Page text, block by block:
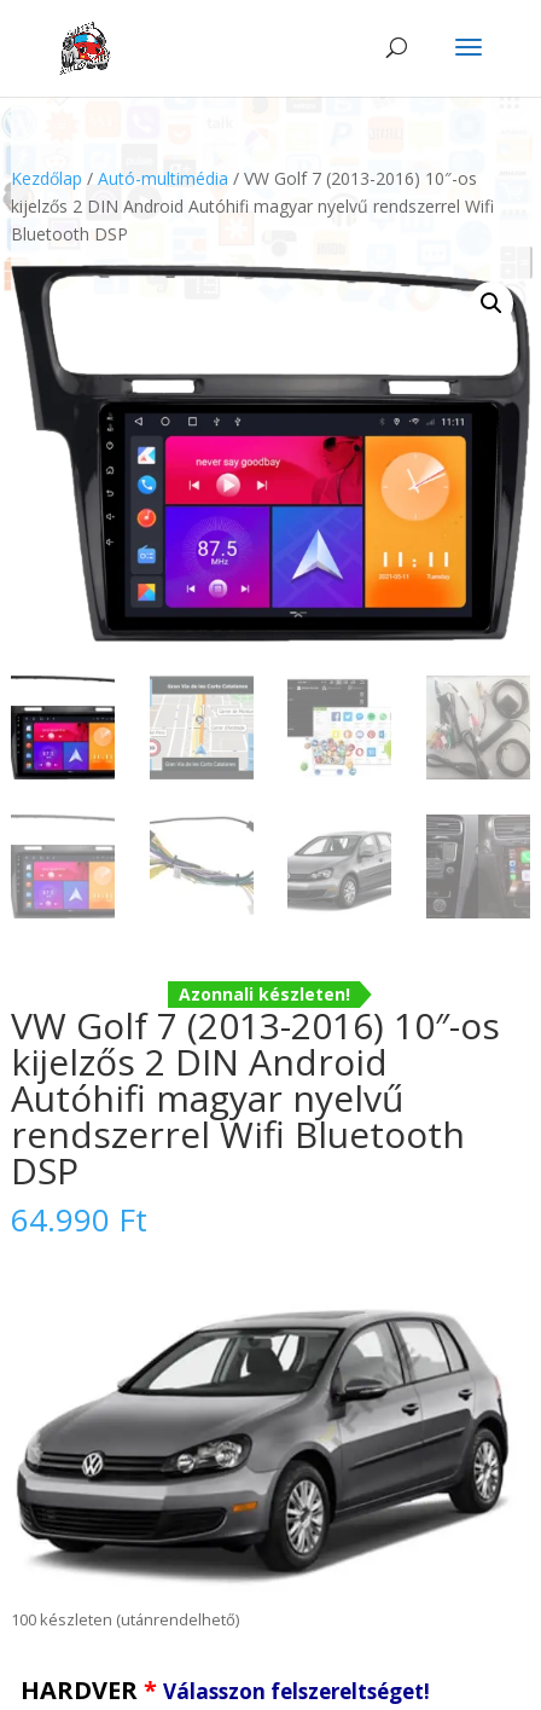
Kezdőlap / Autó-multimédia / VW Golf 7 (2013-2016) 10″-os
kijelzős 2 DIN Android Autóhifi magyar nyelvű rendszerrel Wifi
Bluetooth DSP
Azonnali készleten!
VW Golf 7 (2013-2016) 10″-os
kijelzős 2 DIN Android
Autóhifi magyar nyelvű
rendszerrel Wifi Bluetooth
DSP
64.990 Ft
100 készleten (utánrendelhető)
HARDVER* Válasszon felszereltséget!